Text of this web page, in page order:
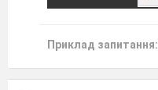
Приклад запитання: